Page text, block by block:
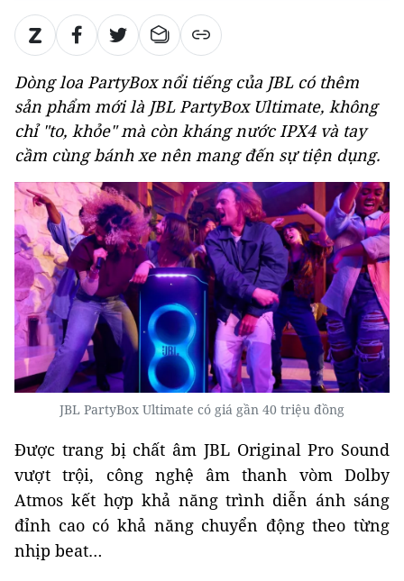
Dòng loa PartyBox nổi tiếng của JBL có thêm
sản phẩm mới là JBL PartyBox Ultimate, không
chỉ "to, khỏe" mà còn kháng nước IPX4 và tay
cầm cùng bánh xe nên mang đến sự tiện dụng.
JBL PartyBox Ultimate có giá gần 40 triệu đồng
Được trang bị chất âm JBL Original Pro Sound
vượt trội, công nghệ âm thanh vòm Dolby
Atmos kết hợp khả năng trình diễn ánh sáng
đỉnh cao có khả năng chuyển động theo từng
nhịp beat…